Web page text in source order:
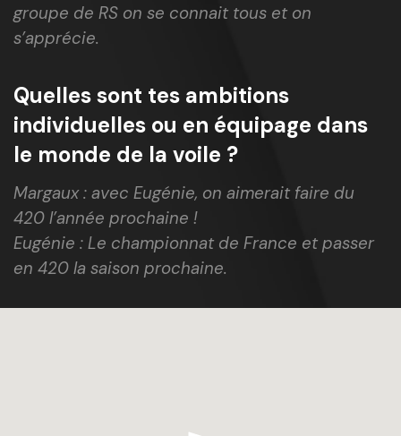
groupe de RS on se connait tous et on
s’apprécie.
Quelles sont tes ambitions
individuelles ou en équipage dans
le monde de la voile ?
Margaux : avec Eugénie, on aimerait faire du
420 l’année prochaine !
Eugénie : Le championnat de France et passer
en 420 la saison prochaine.